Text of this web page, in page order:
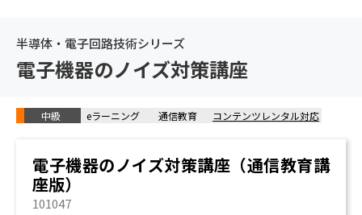
半導体・電子回路技術シリーズ
電子機器のノイズ対策講座
中級 eラーニング 通信教育 コンテンツレンタル対応
電子機器のノイズ対策講座（通信教育講
座版）
101047